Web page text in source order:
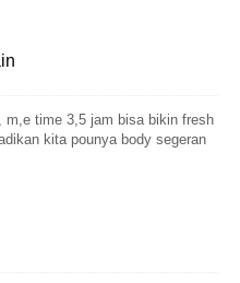
m,e time 3,5 jam bisa bikin fresh
kita pounya body segeran